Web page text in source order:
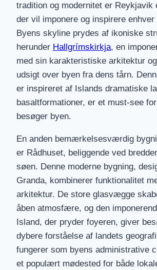
tradition og modernitet er Reykjavik
der vil imponere og inspirere enhver
Byens skyline prydes af ikoniske
herunder Hallgrímskirkja, en
med sin karakteristiske arkitektur
udsigt over byen fra dens tårn.
er inspireret af Islands dramatiske
basaltformationer, er et must-see
besøger byen.
En anden bemærkelsesværdig
er Rådhuset, beliggende ved
søen. Denne moderne bygning,
Granda, kombinerer funktionalitet
arkitektur. De store glasvægge
åben atmosfære, og den
Island, der pryder foyeren, giver
dybere forståelse af landets
fungerer som byens administrative
et populært mødested for både